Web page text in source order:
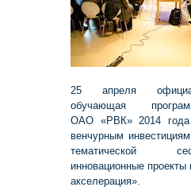
25 апреля
обучающая
ОАО «РВК» 2014 года
венчурным
тематической
инновационные
акселерация».